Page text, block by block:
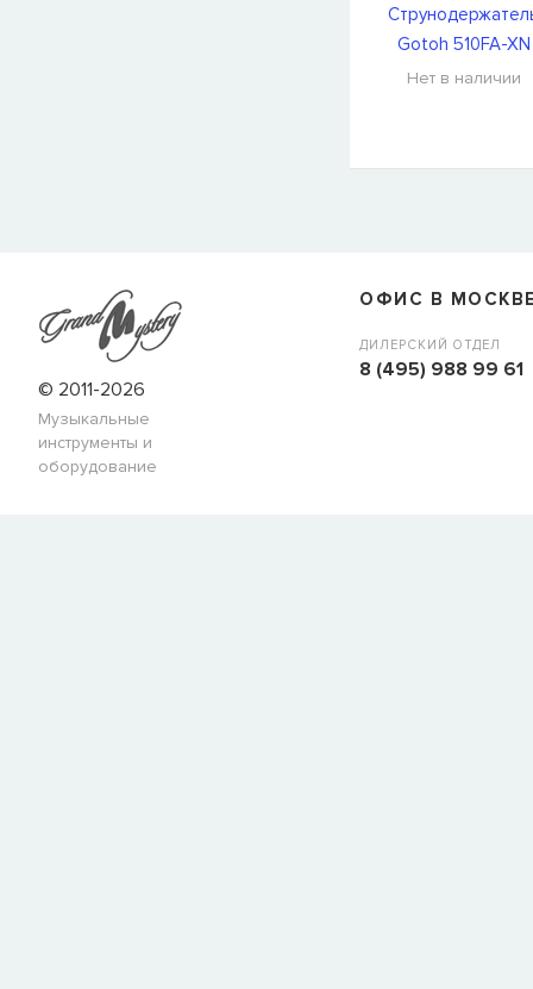
Gotoh 510FA-XN
Нет в наличии
наличии, но вы можете оставить заявку и мы сообщим
когда товар можно будет купить.
Имя
E-mail
© 2011-2026
Музыкальные
инструменты и
оборудование
ОФИС В
ДИЛЕРСКИЙ ОТДЕЛ
8 (495) 988 99 61